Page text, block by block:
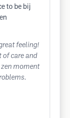
to be bij
feeling!
of care and
zen moment